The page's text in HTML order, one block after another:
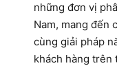
những đơn vị
Nam, mang đến
cùng giải pháp
khách hàng trên